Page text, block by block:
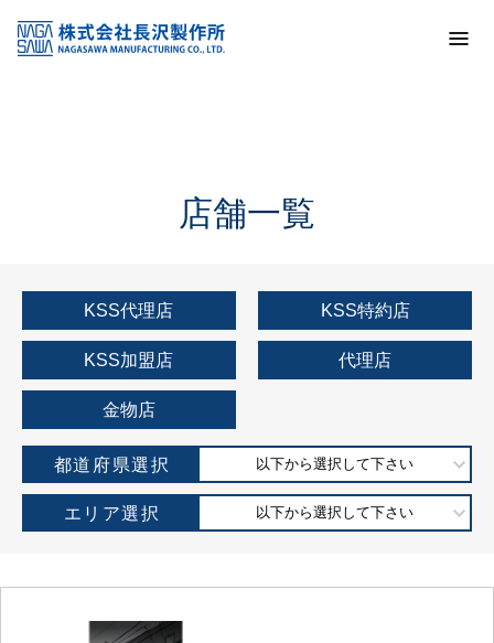
KSS加盟店・取扱店情報
店舗一覧
店舗一覧
KSS代理店 KSS特約店
KSS加盟店 代理店
金物店
都道府県選択 以下から選択して下さい
エリア選択 以下から選択して下さい